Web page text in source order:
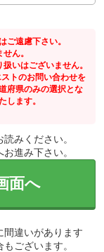
ご遠慮下さい。
ん。
いはございません。
トのお問い合わせを
府県のみの選択とな
します。
読みください。
進み下さい。
面へ
違いがあります
ございます。